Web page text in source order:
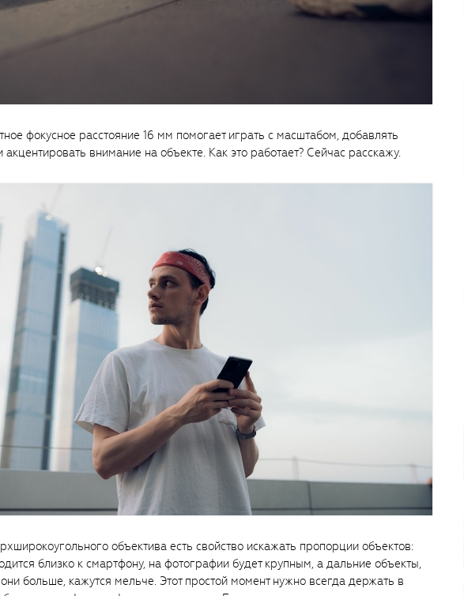
фокусное расстояние 16 мм помогает играть с масштабом, добавлять
акцентировать внимание на объекте. Как это работает? Сейчас расскажу.
объектива есть свойство искажать пропорции объектов:
близко к смартфону, на фотографии будет крупным, а дальние объекты,
больше, кажутся мельче. Этот простой момент нужно всегда держать в